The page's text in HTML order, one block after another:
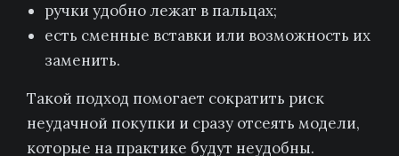
ручки удобно лежат в пальцах;
есть сменные вставки или возможность их
заменить.
Такой подход помогает сократить риск
неудачной покупки и сразу отсеять модели,
которые на практике будут неудобны.